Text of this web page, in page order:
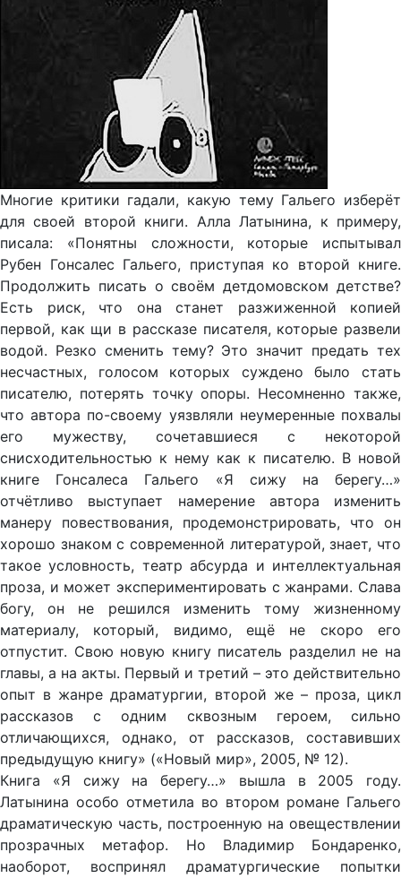
Многие критики гадали, какую тему Гальего изберёт
для своей второй книги. Алла Латынина, к примеру,
писала: «Понятны сложности, которые испытывал
Рубен Гонсалес Гальего, приступая ко второй книге.
Продолжить писать о своём детдомовском детстве?
Есть риск, что она станет разжиженной копией
первой, как щи в рассказе писателя, которые развели
водой. Резко сменить тему? Это значит предать тех
несчастных, голосом которых суждено было стать
писателю, потерять точку опоры. Несомненно также,
что автора по-своему уязвляли неумеренные похвалы
его мужеству, сочетавшиеся с некоторой
снисходительностью к нему как к писателю. В новой
книге Гонсалеса Гальего «Я сижу на берегу…»
отчётливо выступает намерение автора изменить
манеру повествования, продемонстрировать, что он
хорошо знаком с современной литературой, знает, что
такое условность, театр абсурда и интеллектуальная
проза, и может экспериментировать с жанрами. Слава
богу, он не решился изменить тому жизненному
материалу, который, видимо, ещё не скоро его
отпустит. Свою новую книгу писатель разделил не на
главы, а на акты. Первый и третий – это действительно
опыт в жанре драматургии, второй же – проза, цикл
рассказов с одним сквозным героем, сильно
отличающихся, однако, от рассказов, составивших
предыдущую книгу» («Новый мир», 2005, № 12).
Книга «Я сижу на берегу…» вышла в 2005 году.
Латынина особо отметила во втором романе Гальего
драматическую часть, построенную на овеществлении
прозрачных метафор. Но Владимир Бондаренко,
наоборот, воспринял драматургические попытки